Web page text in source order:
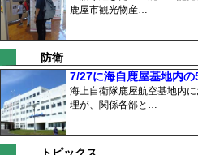
鹿屋市観光物産…
防衛
7/27に海自鹿屋基地内
海上自衛隊鹿屋航空基地内
理が、関係各部と…